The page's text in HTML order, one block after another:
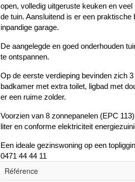
open, volledig uitgeruste keuken en
de tuin. Aansluitend is er een
inpandige garage.
De aangelegde en goed onderhouden
te ontspannen.
Op de eerste verdieping bevinden zich
badkamer met extra toilet, ligbad met
er een ruime zolder.
Voorzien van 8 zonnepanelen (EPC
liter en conforme elektriciteit
Een ideale gezinswoning op een
0471 44 44 11
Référence